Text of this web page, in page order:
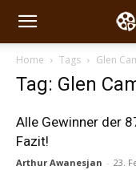
Home Tags Glen
Tag: Glen
Alle Gewinner der
Fazit!
Arthur Awanesjan - 23.